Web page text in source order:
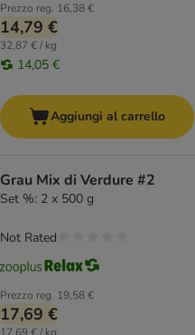
Prezzo reg. 16,38 €
14,79 €
32,87 € / kg
14,05 €
Aggiungi al carrello
Grau Mix di Verdure #2
Set %: 2 x 500 g
Prezzo reg. 19,58 €
17,69 €
Not Rated